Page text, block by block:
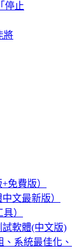
停止
將
免費版）
文最新版）
）
試軟體(中文版)
、系統最佳化、